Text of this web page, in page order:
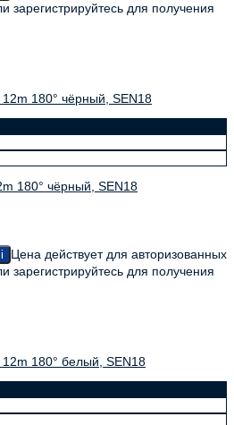
зарегистрируйтесь для получения
180° чёрный, SEN18
i
Цена действует для авторизованных
зарегистрируйтесь для получения